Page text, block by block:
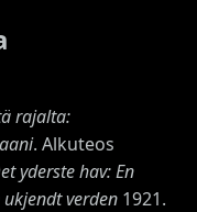
rajalta:
. Alkuteos
yderste hav: En
verden1921.